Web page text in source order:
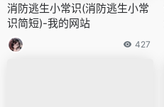
消防逃生小常识(消防逃生小常
识简短)-我的网站
427